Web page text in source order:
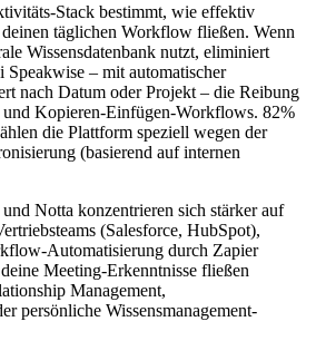
Stack bestimmt, wie effektiv
täglichen Workflow fließen. Wenn
Wissensdatenbank nutzt, eliminiert
– mit automatischer
nach Datum oder Projekt – die Reibung
Kopieren-Einfügen-Workflows. 82%
die Plattform speziell wegen der
(basierend auf internen
Notta konzentrieren sich stärker auf
(Salesforce, HubSpot),
Automatisierung durch Zapier
Meeting-Erkenntnisse fließen
Management,
persönliche Wissensmanagement-